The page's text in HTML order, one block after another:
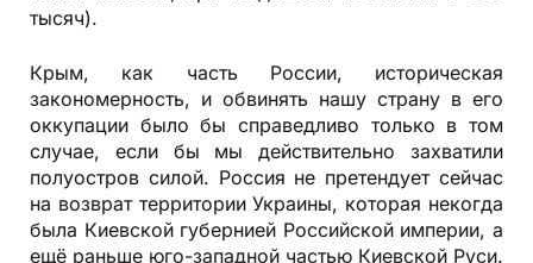
тысяч).
Крым, как часть России, историческая
закономерность, и обвинять нашу страну в его
оккупации было бы справедливо только в том
случае, если бы мы действительно захватили
полуостров силой. Россия не претендует сейчас
на возврат территории Украины, которая некогда
была Киевской губернией Российской империи, а
ещё раньше юго-западной частью Киевской Руси.